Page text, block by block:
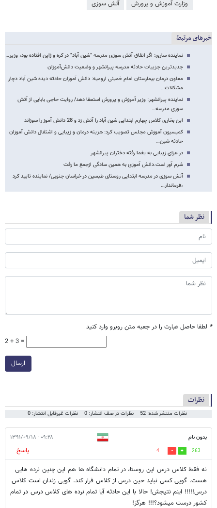
وزارت آموزش و پرورش آتش سوزی
خبرهای مرتبط
نماینده ساری: اگر اتفاق آتش سوزی مدرسه "شین آباد" در کره و ژاپن افتاده بود، وزیر…
جدیدترین جزییات حادثه مدرسه پیرانشهر و وضعیت دانش‌آموزان
معاون درمان بیمارستان امام خمینی ارومیه: دانش آموزان حادثه دیده شین آباد دچار
مشکلات…
نماینده پیرانشهر: وزیر آموزش و پرورش استعفا دهد/ روایت حاجی بابایی از آتش
سوزی مدرسه…
این بخاری کلاس چهارم ابتدایی شین آباد را آتش زد و 28 دانش آموز را سوزاند
کمیسیون آموزش مجلس تصویب کرد: هزینه درمان و زیبایی و اشتغال دانش آموزان
حادثه شین…
در عزای زیبایی به یغما رفته دختران پیرانشهر
شرم آور است.دانش آموزی به همین سادگی ازجمع ما رفت
آتش سوزی در مدرسه ابتدایی روستای طبسین در خراسان جنوبی/ نماینده تایید کرد
،فرماندار…
نظر شما
* لطفا حاصل عبارت را در جعبه متن روبرو وارد کنید
2 + 3 =
ارسال
نظرات
نظرات منتشر شده: 52 نظرات در صف انتشار: 0 نظرات غیرقابل انتشار: 0
بدون نام ۰۹:۲۸ - ۱۳۹۱/۰۹/۱۸
263
4
پاسخ
نه فقط کلاس درس این روستا، در تمام دانشگاه ها هم این چنین نرده هایی
هست. گویی کسی نباید حین درس از کلاس فرار کند. گویی زندان است کلاس
درس!!!!! اینم نتیجش! حالا با این حادثه آیا تمام نرده های کلاس درس در تمام
کشور درست میشود؟!!! هرگز!